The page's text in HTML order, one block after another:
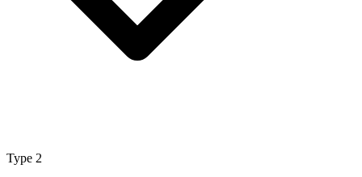
Type 2